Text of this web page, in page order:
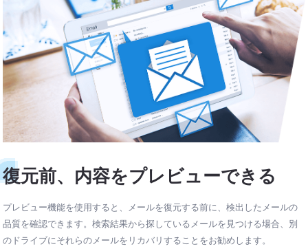
復元前、内容をプレビューできる
プレビュー機能を使用すると、メールを復元する前に、検出したメールの
品質を確認できます。検索結果から探しているメールを見つける場合、別
のドライブにそれらのメールをリカバリすることをお勧めします。